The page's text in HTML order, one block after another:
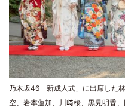
乃木坂46「新成人式」に出席した
空、岩本蓮加、川﨑桜、黒見明香